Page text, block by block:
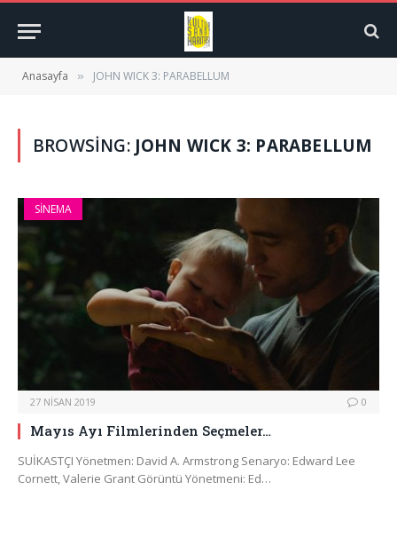
Anasayfa » JOHN WICK 3: PARABELLUM
BROWSING: JOHN WICK 3: PARABELLUM
SINEMA
27 NISAN 2019 0
Mayıs Ayı Filmlerinden Seçmeler…
SUİKASTÇI Yönetmen: David A. Armstrong Senaryo: Edward Lee
Cornett, Valerie Grant Görüntü Yönetmeni: Ed…